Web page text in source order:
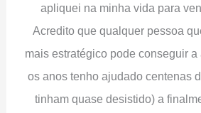
apliquei na minha vida para
Acredito que qualquer pessoa
mais estratégico pode conseguir
os anos tenho ajudado centenas
tinham quase desistido) a